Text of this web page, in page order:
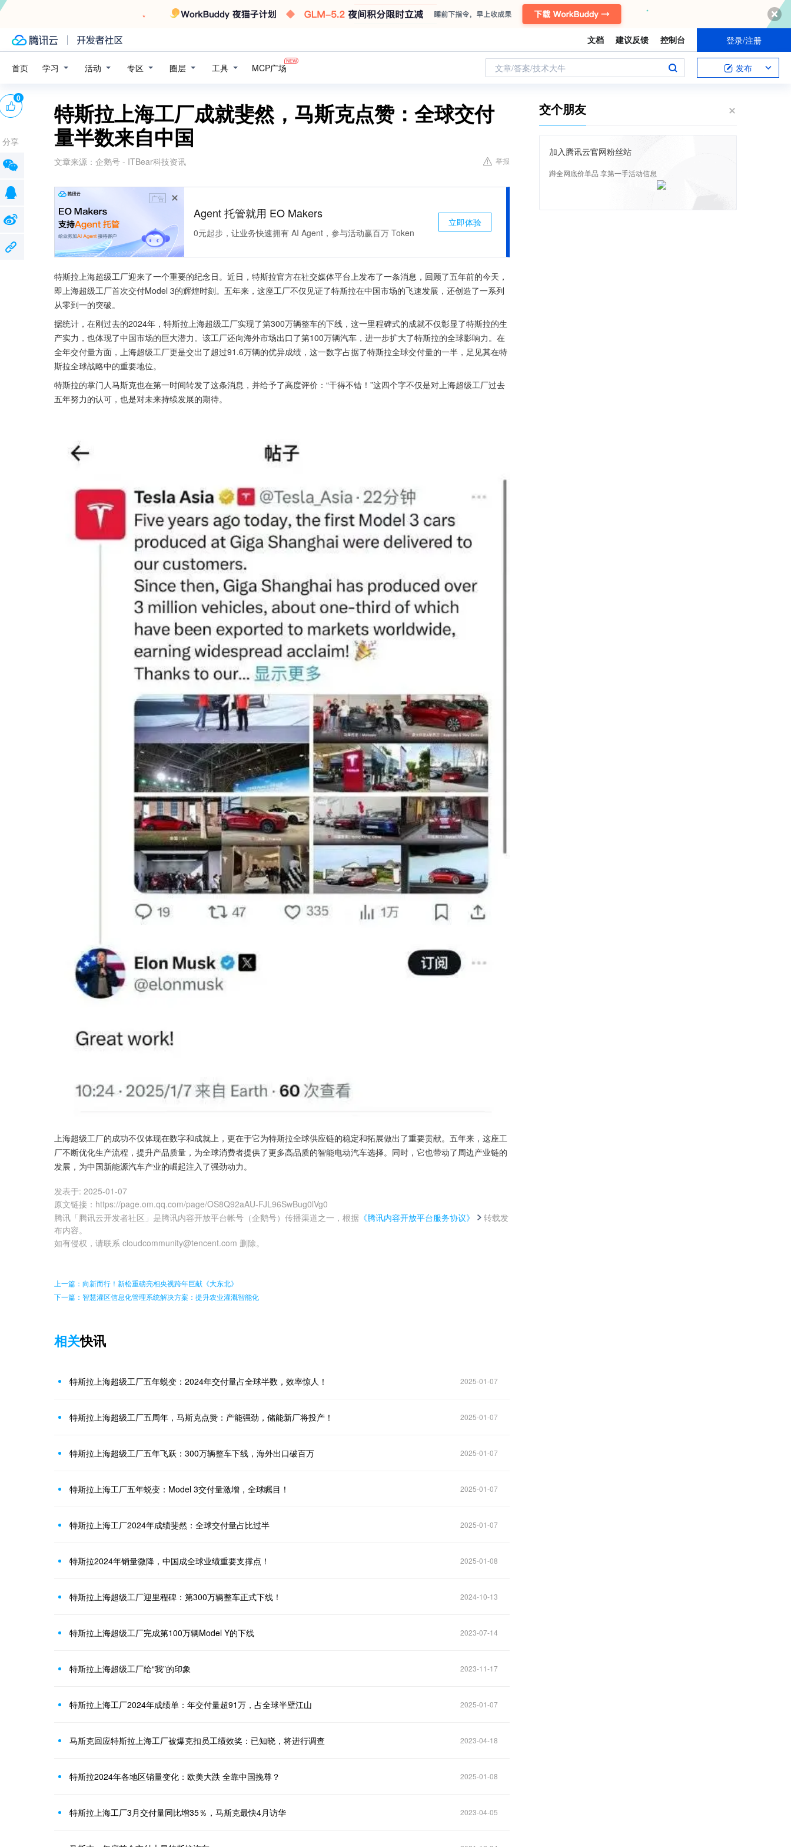
文档 建议反馈 控制台 登录/注册
首页 学习 活动 专区 圈层 工具 MCP广场 文章/答案/技术大牛 发布
特斯拉上海工厂成就斐然，马斯克点赞：全球交付
量半数来自中国
文章来源： 企鹅号 - ITBear科技资讯 举报
广告
Agent 托管就用 EO Makers
0元起步，让业务快速拥有 AI Agent，参与活动赢百万 Token
立即体验
特斯拉上海超级工厂迎来了一个重要的纪念日。近日，特斯拉官方在社交媒体平台上发布了一条消息，回顾了五年前的今天，
即上海超级工厂首次交付Model 3的辉煌时刻。五年来，这座工厂不仅见证了特斯拉在中国市场的飞速发展，还创造了一系列
从零到一的突破。
据统计，在刚过去的2024年，特斯拉上海超级工厂实现了第300万辆整车的下线，这一里程碑式的成就不仅彰显了特斯拉的生
产实力，也体现了中国市场的巨大潜力。该工厂还向海外市场出口了第100万辆汽车，进一步扩大了特斯拉的全球影响力。在
全年交付量方面，上海超级工厂更是交出了超过91.6万辆的优异成绩，这一数字占据了特斯拉全球交付量的一半，足见其在特
斯拉全球战略中的重要地位。
特斯拉的掌门人马斯克也在第一时间转发了这条消息，并给予了高度评价：“干得不错！”这四个字不仅是对上海超级工厂过去
五年努力的认可，也是对未来持续发展的期待。
上海超级工厂的成功不仅体现在数字和成就上，更在于它为特斯拉全球供应链的稳定和拓展做出了重要贡献。五年来，这座工
厂不断优化生产流程，提升产品质量，为全球消费者提供了更多高品质的智能电动汽车选择。同时，它也带动了周边产业链的
发展，为中国新能源汽车产业的崛起注入了强劲动力。
发表于: 2025-01-07
原文链接 ： https://page.om.qq.com/page/OS8Q92aAU-FJL96SwBug0lVg0
腾讯「腾讯云开发者社区」是腾讯内容开放平台帐号（企鹅号）传播渠道之一，根据 《腾讯内容开放平台服务协议》
转载发
布内容。
如有侵权，请联系 cloudcommunity@tencent.com 删除。
0
分享
上一篇：向新而行！新松重磅亮相央视跨年巨献《大东北》
下一篇：智慧灌区信息化管理系统解决方案：提升农业灌溉智能化
相关快讯
特斯拉上海超级工厂五年蜕变：2024年交付量占全球半数，效率惊人！ 2025-01-07
特斯拉上海超级工厂五周年，马斯克点赞：产能强劲，储能新厂将投产！ 2025-01-07
特斯拉上海超级工厂五年飞跃：300万辆整车下线，海外出口破百万 2025-01-07
特斯拉上海工厂五年蜕变：Model 3交付量激增，全球瞩目！ 2025-01-07
特斯拉上海工厂2024年成绩斐然：全球交付量占比过半 2025-01-07
特斯拉2024年销量微降，中国成全球业绩重要支撑点！ 2025-01-08
特斯拉上海超级工厂迎里程碑：第300万辆整车正式下线！ 2024-10-13
特斯拉上海超级工厂完成第100万辆Model Y的下线 2023-07-14
特斯拉上海超级工厂给“我”的印象 2023-11-17
特斯拉上海工厂2024年成绩单：年交付量超91万，占全球半壁江山 2025-01-07
马斯克回应特斯拉上海工厂被爆克扣员工绩效奖：已知晓，将进行调查 2023-04-18
特斯拉2024年各地区销量变化：欧美大跌 全靠中国挽尊？ 2025-01-08
特斯拉上海工厂3月交付量同比增35％，马斯克最快4月访华 2023-04-05
交个朋友
加入腾讯云官网粉丝站
蹲全网底价单品 享第一手活动信息